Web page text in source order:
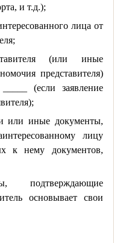
и т.д.);
лица от
(или иные
представителя)
(если заявление
или иные документы,
лицу
к нему документов,
основывает свои